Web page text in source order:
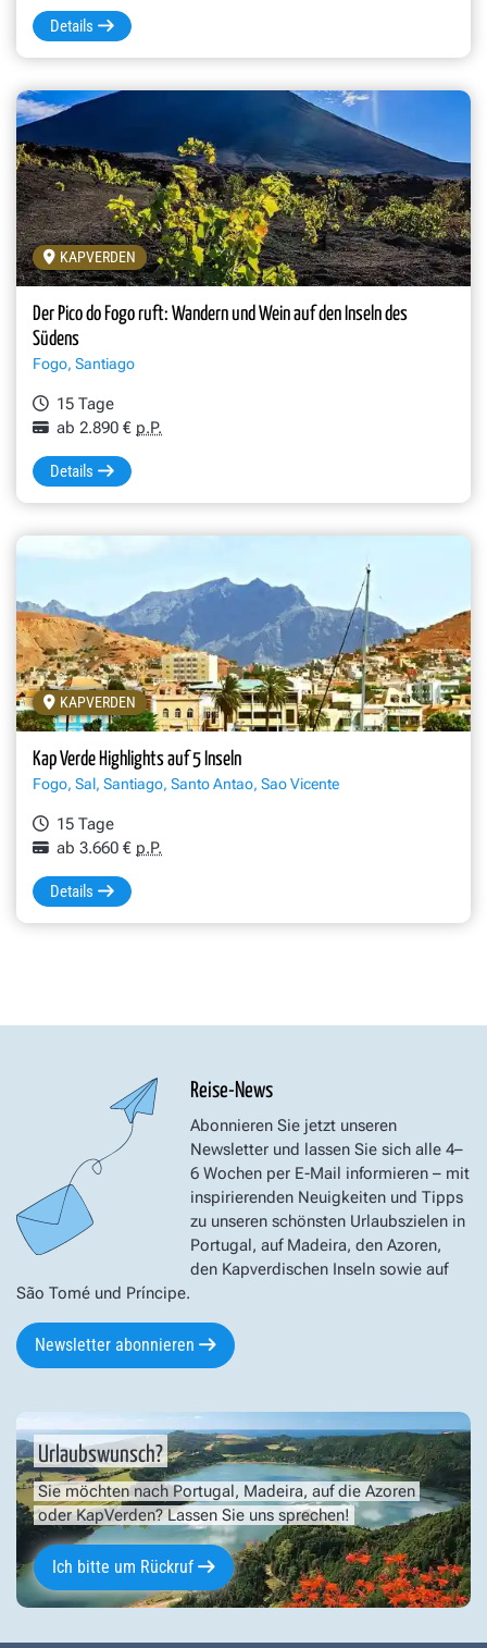
Details
KAPVERDEN
Der Pico do Fogo ruft: Wandern und Wein auf den Inseln des
Südens
Fogo, Santiago
15 Tage
ab 2.890 € p.P.
Details
KAPVERDEN
Kap Verde Highlights auf 5 Inseln
Fogo, Sal, Santiago, Santo Antao, Sao Vicente
15 Tage
ab 3.660 € p.P.
Details
Reise-News
Abonnieren Sie jetzt unseren
Newsletter und lassen Sie sich alle 4–
6 Wochen per E-Mail informieren – mit
inspirierenden Neuigkeiten und Tipps
zu unseren schönsten Urlaubszielen in
Portugal, auf Madeira, den Azoren,
den Kapverdischen Inseln sowie auf
São Tomé und Príncipe.
Newsletter abonnieren
Urlaubswunsch?
Sie möchten nach Portugal, Madeira, auf die Azoren
oder KapVerden? Lassen Sie uns sprechen!
Ich bitte um Rückruf